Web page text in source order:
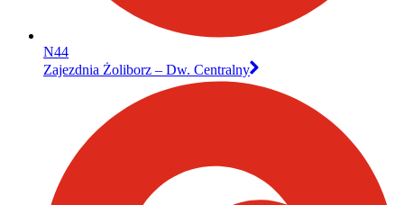
N44
Zajezdnia Żoliborz – Dw. Centralny